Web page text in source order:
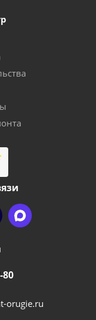
80
orugie.ru